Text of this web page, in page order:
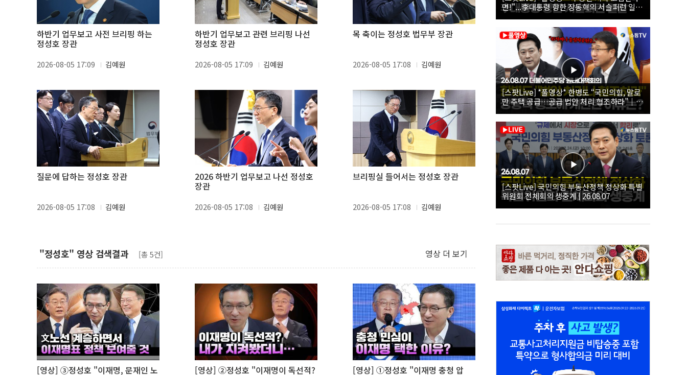
하반기 업무보고 사전 브리핑 하는
정성호 장관
2026-08-05 17:09 김예원
하반기 업무보고 관련 브리핑 나선
정성호 장관
2026-08-05 17:09 김예원
목 축이는 정성호 법무부 장관
2026-08-05 17:08 김예원
질문에 답하는 정성호 장관
2026-08-05 17:08 김예원
2026 하반기 업무보고 나선 정성호
장관
2026-08-05 17:08 김예원
브리핑실 들어서는 정성호 장관
2026-08-05 17:08 김예원
"정성호" 영상 검색결과 [총 5건] 영상 더 보기
[영상] ③정성호 "이재명, 문재인 노 [영상] ②정성호 "이재명이 독선적? [영상] ①정성호 "이재명 충청 압
면!"...李대통령 향한 장동혁의 서슬퍼런 일갈
| 26.08.07 국민의힘 부동산정책 정상화 특별
위원회 전체회의
[스팟Live] *풀영상* 한병도 “국민의힘, 말로
만 주택 공급…공급 법안 처리 협조하라”｜
26.08.07 더불어민주당 원내대책회의
[스팟Live] 국민의힘 부동산정책 정상화 특별
위원회 전체회의 생중계 | 26.08.07